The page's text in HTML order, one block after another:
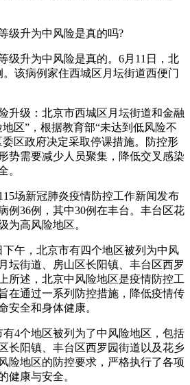
级升为中风险是真的吗?
级升为中风险是真的。6月11日，北
该病例家住西城区月坛街道西便门
升级：北京市西城区月坛街道和金融
区”，根据教育部“未达到低风险不
区政府决定采取停课措施。防控形
势需要减少人员聚集，降低交叉感染
。
场新冠肺炎疫情防控工作新闻发布
例36例，其中30例在丰台。丰台区花
为高风险地区。
下午，北京市有四个地区被列为中风
坛街道、房山区长阳镇、丰台区西罗
所述，北京中风险地区是疫情防控工
在通过一系列防控措施，降低疫情传
安全和身体健康。
4个地区被列为了中风险地区，包括
长阳镇、丰台区西罗园街道以及花乡
险地区的防控要求，严格执行了各项
健康与安全。